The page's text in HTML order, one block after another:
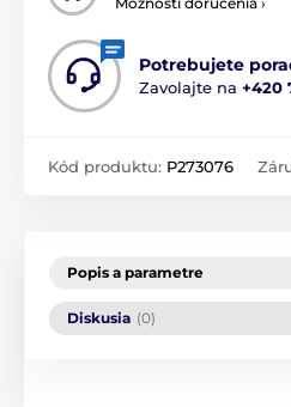
Potrebujete
Zavolajte na +420
Kód produktu: P273076
Popis a parametre
Diskusia (0)